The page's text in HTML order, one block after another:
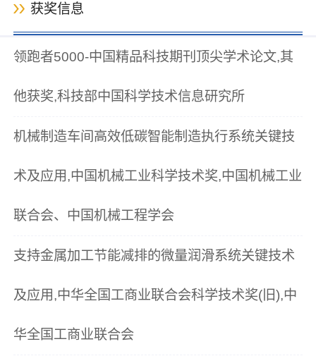
获奖信息
领跑者5000-中国精品科技期刊顶尖学术论文,其
他获奖,科技部中国科学技术信息研究所
机械制造车间高效低碳智能制造执行系统关键技
术及应用,中国机械工业科学技术奖,中国机械工业
联合会、中国机械工程学会
支持金属加工节能减排的微量润滑系统关键技术
及应用,中华全国工商业联合会科学技术奖(旧),中
华全国工商业联合会